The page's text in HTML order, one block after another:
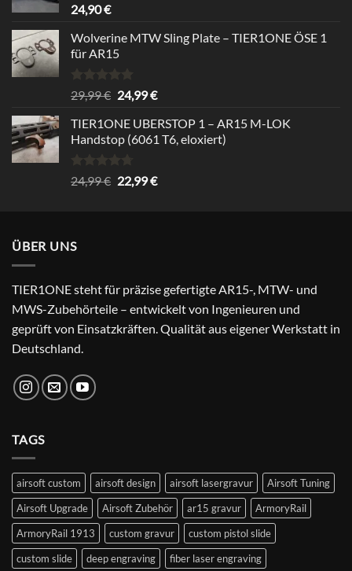
24,90€
Wolverine MTW Sling Plate – TIER1ONE ÖSE 1
für AR15
Bewertet
mit
von 5
29,99€ Ursprünglicher
war:
29,99 €
24,99€Aktueller
ist:
24,99 €.
TIER1ONE UBERSTOP 1 – AR15 M-LOK
Handstop (6061 T6, eloxiert)
Bewertet
mit
24,99€ Ursprünglicher
22,99€Aktueller
ÜBER UNS
TIER1ONE steht für präzise gefertigte AR15-, MTW- und
MWS-Zubehörteile – entwickelt von Ingenieuren und
geprüft von Einsatzkräften. Qualität aus eigener Werkstatt in
Deutschland.
TAGS
airsoft custom airsoft design airsoft lasergravur
Airsoft Tuning
Airsoft Upgrade
Airsoft Zubehör ar15 gravur
ArmoryRail
ArmoryRail 1913
custom gravur
custom pistol slide
custom slide
deep engraving
fiber laser engraving